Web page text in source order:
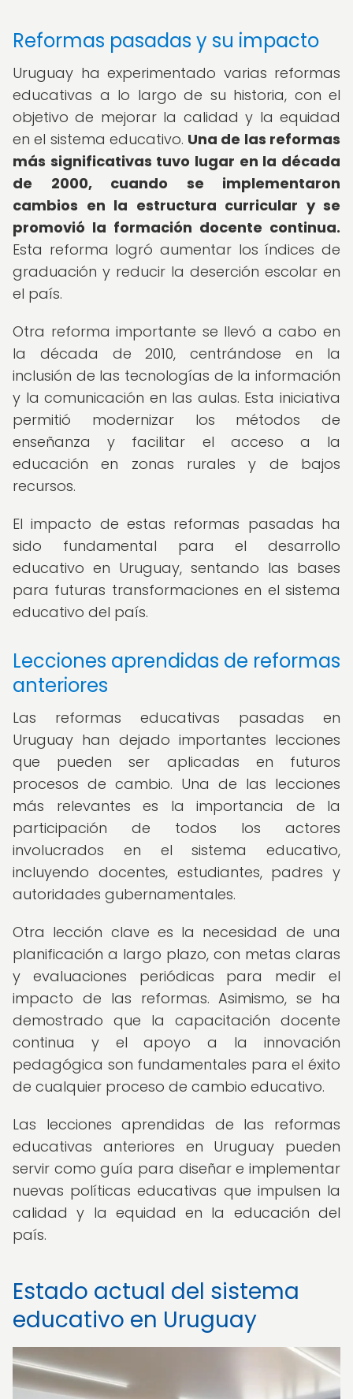
Reformas pasadas y su impacto
Uruguay ha experimentado varias reformas
educativas a lo largo de su historia, con el
objetivo de mejorar la calidad y la equidad
en el sistema educativo. Una de las reformas
más significativas tuvo lugar en la década
de 2000, cuando se implementaron
cambios en la estructura curricular y se
promovió la formación docente continua.
Esta reforma logró aumentar los índices de
graduación y reducir la deserción escolar en
el país.
Otra reforma importante se llevó a cabo en
la década de 2010, centrándose en la
inclusión de las tecnologías de la información
y la comunicación en las aulas. Esta iniciativa
permitió modernizar los métodos de
enseñanza y facilitar el acceso a la
educación en zonas rurales y de bajos
recursos.
El impacto de estas reformas pasadas ha
sido fundamental para el desarrollo
educativo en Uruguay, sentando las bases
para futuras transformaciones en el sistema
educativo del país.
Lecciones aprendidas de reformas
anteriores
Las reformas educativas pasadas en
Uruguay han dejado importantes lecciones
que pueden ser aplicadas en futuros
procesos de cambio. Una de las lecciones
más relevantes es la importancia de la
participación de todos los actores
involucrados en el sistema educativo,
incluyendo docentes, estudiantes, padres y
autoridades gubernamentales.
Otra lección clave es la necesidad de una
planificación a largo plazo, con metas claras
y evaluaciones periódicas para medir el
impacto de las reformas. Asimismo, se ha
demostrado que la capacitación docente
continua y el apoyo a la innovación
pedagógica son fundamentales para el éxito
de cualquier proceso de cambio educativo.
Las lecciones aprendidas de las reformas
educativas anteriores en Uruguay pueden
servir como guía para diseñar e implementar
nuevas políticas educativas que impulsen la
calidad y la equidad en la educación del
país.
Estado actual del sistema
educativo en Uruguay